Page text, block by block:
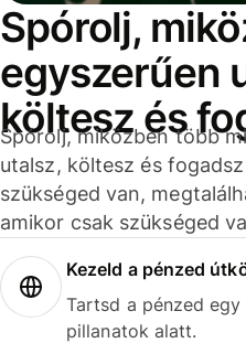
Spórolj,
egyszerűen
költesz és
Spórolj, miközben több
utalsz, költesz és
szükséged van,
amikor csak szükséged
Kezeld a pénzed
Tartsd a pénzed
pillanatok alatt.